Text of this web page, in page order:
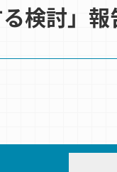
検討」報